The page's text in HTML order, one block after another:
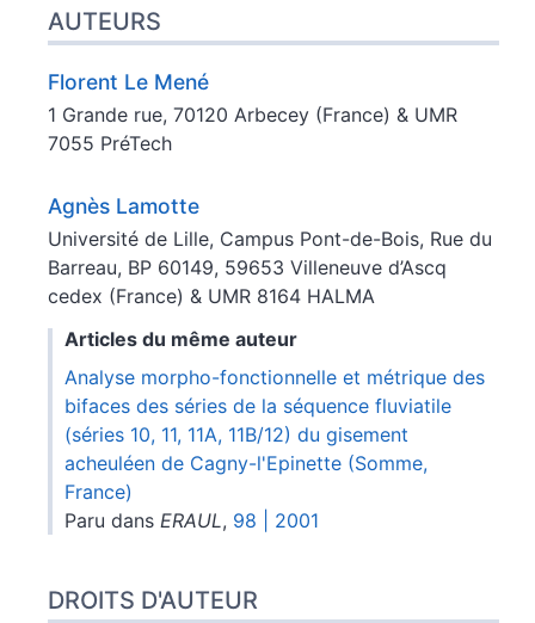
AUTEURS
Florent Le Mené
1 Grande rue, 70120 Arbecey (France) & UMR
7055 PréTech
Agnès Lamotte
Université de Lille, Campus Pont-de-Bois, Rue du
Barreau, BP 60149, 59653 Villeneuve d’Ascq
cedex (France) & UMR 8164 HALMA
Articles du même auteur
Analyse morpho-fonctionnelle et métrique des
bifaces des séries de la séquence fluviatile
(séries 10, 11, 11A, 11B/12) du gisement
acheuléen de Cagny-l'Epinette (Somme,
France)
Paru dans ERAUL, 98 | 2001
DROITS D'AUTEUR